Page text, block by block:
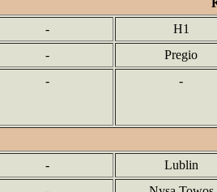
-
H1
-
Pregio
- -
-
Lublin